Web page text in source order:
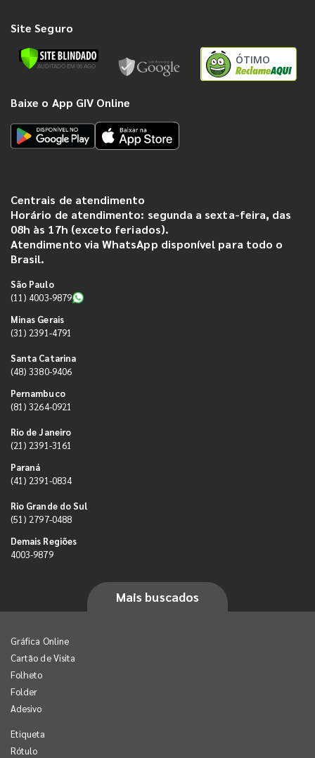
Site Seguro
ÓTIMO
Baixe o App GIV Online
Centrais de atendimento
Horário de atendimento: segunda a sexta-feira, das
08h às 17h (exceto feriados).
Atendimento via WhatsApp disponível para todo o
Brasil.
São Paulo
(11) 4003-9879
Minas Gerais
(31) 2391-4791
Santa Catarina
(48) 3380-9406
Pernambuco
(81) 3264-0921
Rio de Janeiro
(21) 2391-3161
Paraná
(41) 2391-0834
Rio Grande do Sul
(51) 2797-0488
Demais Regiões
4003-9879
Mais buscados
Gráfica Online
Cartão de Visita
Folheto
Folder
Adesivo
Etiqueta
Rótulo